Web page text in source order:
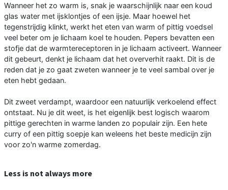
Wanneer het zo warm is, snak je waarschijnlijk naar een koud
glas water met ijsklontjes of een ijsje. Maar hoewel het
tegenstrijdig klinkt, werkt het eten van warm of pittig voedsel
veel beter om je lichaam koel te houden. Pepers bevatten een
stofje dat de warmtereceptoren in je lichaam activeert. Wanneer
dit gebeurt, denkt je lichaam dat het oververhit raakt. Dit is de
reden dat je zo gaat zweten wanneer je te veel sambal over je
eten hebt gedaan.
Dit zweet verdampt, waardoor een natuurlijk verkoelend effect
ontstaat. Nu je dit weet, is het eigenlijk best logisch waarom
pittige gerechten in warme landen zo populair zijn. Een hete
curry of een pittig soepje kan weleens het beste medicijn zijn
voor zo'n warme zomerdag.
Less is not always more